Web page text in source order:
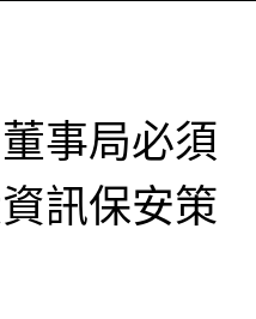
事局必須
訊保安策